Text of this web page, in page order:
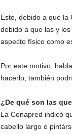
Esto, debido a que la
debido a que las y
aspecto físico como
Por este motivo,
hacerlo, también
¿De qué son las
La Conapred indicó
cabello largo o